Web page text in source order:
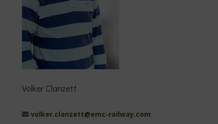
Volker Clanzett
volker.clanzett@emc-railway.com